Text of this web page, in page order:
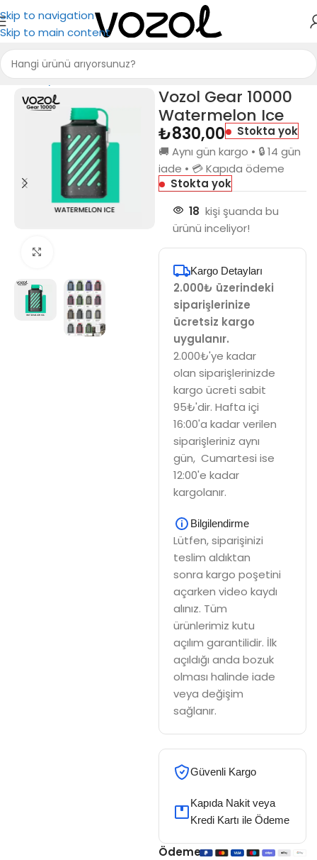
Skip to navigation
Skip to main content
Ana Sayfa Vozol 10000
Vozol Gear 10000
Watermelon Ice
₺830,00
Stokta yok
🚚 Aynı gün kargo • 🔒 14 gün
iade • 💳 Kapıda ödeme
Stokta yok
18 kişi şuanda bu
ürünü inceliyor!
Kargo Detayları
2.000₺ üzerindeki
siparişlerinize
ücretsiz kargo
uygulanır.
2.000₺'ye kadar
olan siparişlerinizde
kargo ücreti sabit
95₺'dir. Hafta içi
16:00'a kadar verilen
siparişleriniz aynı
gün, Cumartesi ise
12:00'e kadar
kargolanır.
Bilgilendirme
Lütfen, siparişinizi
teslim aldıktan
sonra kargo poşetini
açarken video kaydı
alınız. Tüm
ürünlerimiz kutu
açılım garantilidir. İlk
açıldığı anda bozuk
olması halinde iade
veya değişim
sağlanır.
Güvenli Kargo
Kapıda Nakit veya
Kredi Kartı ile Ödeme
Ödeme